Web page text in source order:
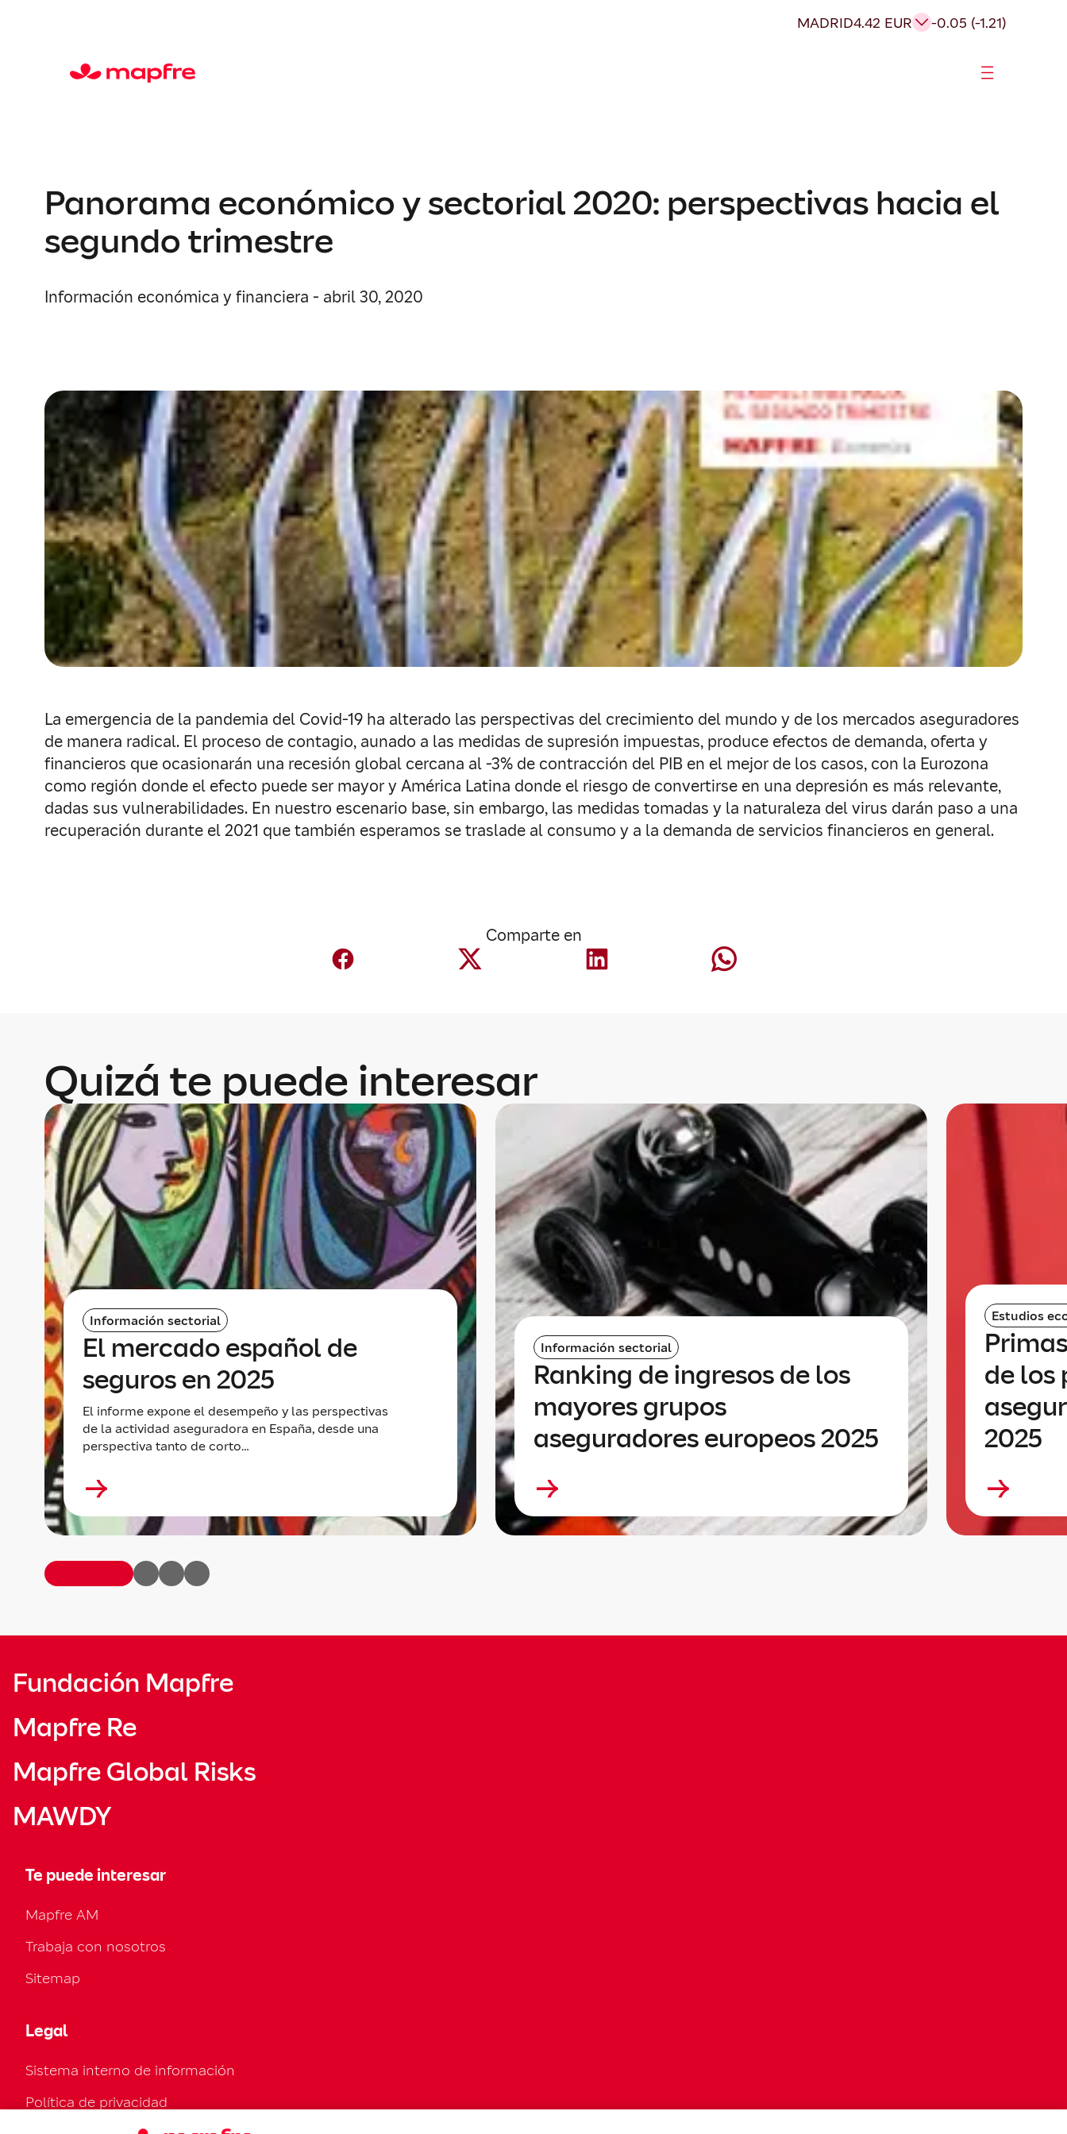
MADRID4.42 EUR -0.05 (-1.21)
Panorama económico y sectorial 2020: perspectivas hacia el
segundo trimestre
Información económica y financiera - abril 30, 2020
La emergencia de la pandemia del Covid-19 ha alterado las perspectivas del crecimiento del mundo y de los mercados aseguradores
de manera radical. El proceso de contagio, aunado a las medidas de supresión impuestas, produce efectos de demanda, oferta y
financieros que ocasionarán una recesión global cercana al -3% de contracción del PIB en el mejor de los casos, con la Eurozona
como región donde el efecto puede ser mayor y América Latina donde el riesgo de convertirse en una depresión es más relevante,
dadas sus vulnerabilidades. En nuestro escenario base, sin embargo, las medidas tomadas y la naturaleza del virus darán paso a una
recuperación durante el 2021 que también esperamos se traslade al consumo y a la demanda de servicios financieros en general.
Comparte en
Quizá te puede interesar
Información sectorial
El mercado español de
seguros en 2025
El informe expone el desempeño y las perspectivas
de la actividad aseguradora en España, desde una
perspectiva tanto de corto…
Información sectorial
Ranking de ingresos de los
mayores grupos
aseguradores europeos 2025
Estudios
de los
2025
Fundación Mapfre
Mapfre Re
Mapfre Global Risks
MAWDY
Te puede interesar
Mapfre AM
Trabaja con nosotros
Sitemap
Legal
Sistema interno de información
Política de privacidad